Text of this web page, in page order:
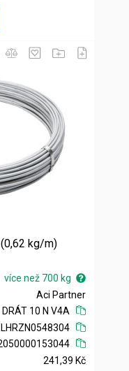
do košíku
kg/m)
více než 700 kg
Aci Partner
DRÁT 10 N V4A
241,39 Kč